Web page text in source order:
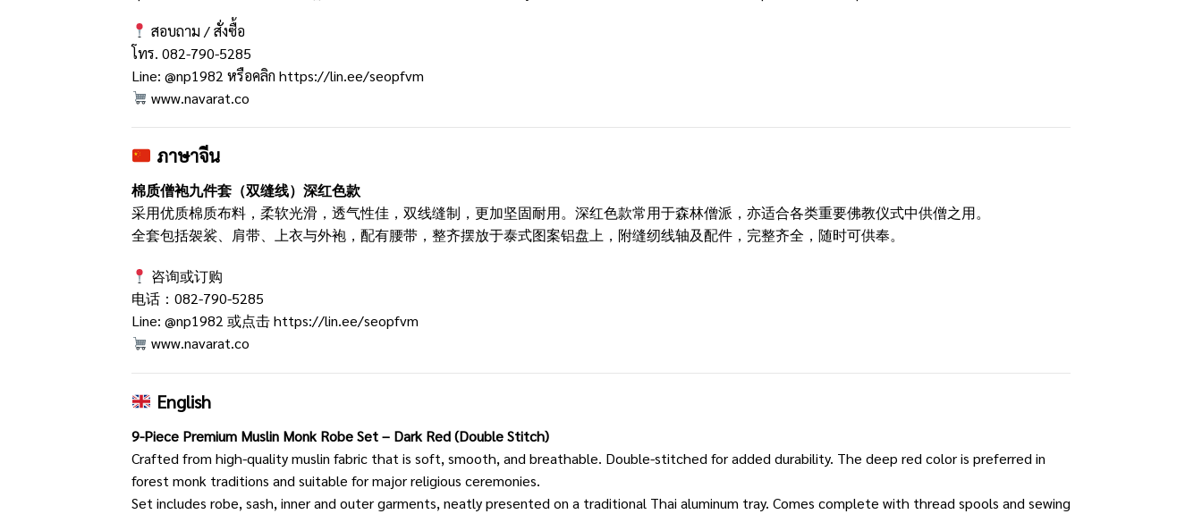
สอบถาม / สั่งซื้อ
โทร. 082-790-5285
Line: @np1982 หรือคลิก https://lin.ee/seopfvm
www.navarat.co
ภาษาจีน
棉质僧袍九件套（双缝线）深红色款
采用优质棉质布料，柔软光滑，透气性佳，双线缝制，更加坚固耐用。深红色款常用于森林僧派，亦适合各类重要佛教仪式中供僧之用。
全套包括袈裟、肩带、上衣与外袍，配有腰带，整齐摆放于泰式图案铝盘上，附缝纫线轴及配件，完整齐全，随时可供奉。
咨询或订购
电话：082-790-5285
Line: @np1982 或点击https://lin.ee/seopfvm
www.navarat.co
English
9-Piece Premium Muslin Monk Robe Set – Dark Red (Double Stitch)
Crafted from high-quality muslin fabric that is soft, smooth, and breathable. Double-stitched for added durability. The deep red color is preferred in
forest monk traditions and suitable for major religious ceremonies.
Set includes robe, sash, inner and outer garments, neatly presented on a traditional Thai aluminum tray. Comes complete with thread spools and sewing